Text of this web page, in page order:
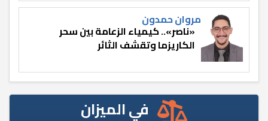
مروان حمدون
«ناصر».. كيمياء الزعامة بين سحر
الكاريزما وتقشف الثائر
في الميزان